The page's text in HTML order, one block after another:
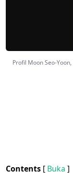
Profil Moon Seo-
Contents [ Buka ]